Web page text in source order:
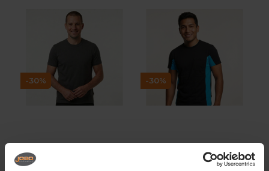
-30%
Casual T-shirt 200
Gram 60°C Wasbaar
-30%
Casual T-shirt Bicolor
Borstzak 102002